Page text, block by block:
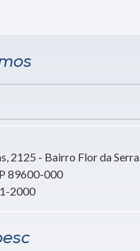
2125 - Bairro Flor da Serra
89600-000
2000